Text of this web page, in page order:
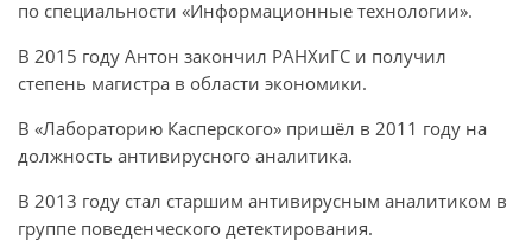
по специальности «Информационные технологии».
В 2015 году Антон закончил РАНХиГС и получил
степень магистра в области экономики.
В «Лабораторию Касперского» пришёл в 2011 году на
должность антивирусного аналитика.
В 2013 году стал старшим антивирусным аналитиком в
группе поведенческого детектирования.